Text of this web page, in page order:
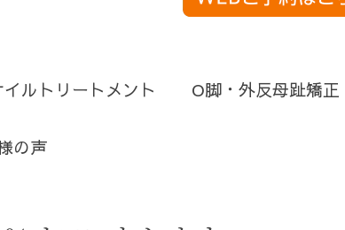
イルトリートメント O脚・外反母趾矯正
の声